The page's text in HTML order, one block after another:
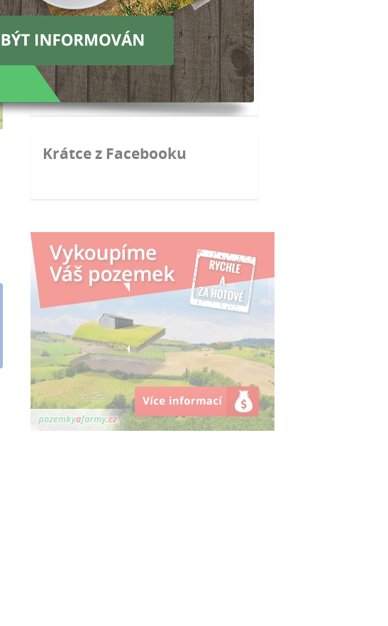
přímých plateb pro období 2015 – 2020
Výkupní ceny mléka dál padají, zemědělci
bijí na poplach
I když byly vyšší výlovy, tržby rybářů v
Třeboni klesly
Novinky, které přináší novela stavebního
zákona
Krátce z Facebooku